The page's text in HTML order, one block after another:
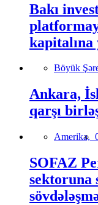
Bakı
Böyük
Ankara,
qarşı
Amerika,
SOFAZ
sektoruna